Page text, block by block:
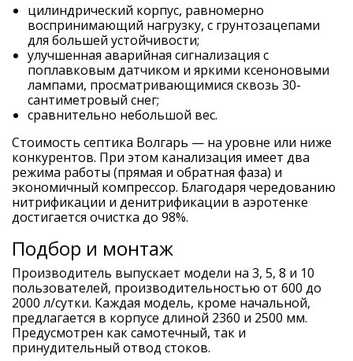
цилиндрический корпус, равномерно
воспринимающий нагрузку, с грунтозацепами
для большей устойчивости;
улучшенная аварийная сигнализация с
поплавковым датчиком и яркими ксеноновыми
лампами, просматривающимися сквозь 30-
сантиметровый снег;
сравнительно небольшой вес.
Стоимость септика Волгарь — на уровне или ниже
конкурентов. При этом канализация имеет два
режима работы (прямая и обратная фаза) и
экономичный компрессор. Благодаря чередованию
нитрификации и денитрификации в аэротенке
достигается очистка до 98%.
Подбор и монтаж
Производитель выпускает модели на 3, 5, 8 и 10
пользователей, производительностью от 600 до
2000 л/сутки. Каждая модель, кроме начальной,
предлагается в корпусе длиной 2360 и 2500 мм.
Предусмотрен как самотечный, так и
принудительный отвод стоков.